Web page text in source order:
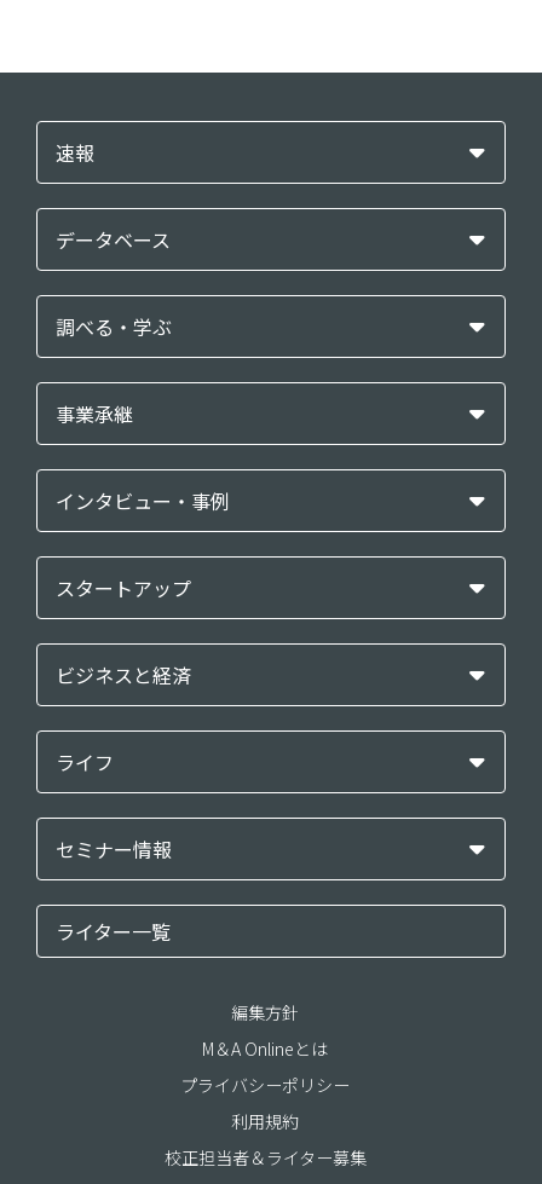
速報
データベース
調べる・学ぶ
事業承継
インタビュー・事例
スタートアップ
ビジネスと経済
ライフ
セミナー情報
ライター一覧
編集方針
M＆A Onlineとは
プライバシーポリシー
利用規約
校正担当者＆ライター募集